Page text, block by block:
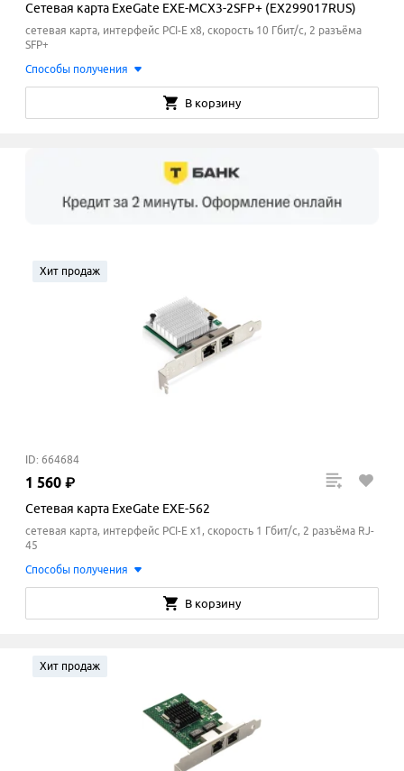
Сетевая карта ExeGate EXE-MCX3-2SFP+ (EX299017RUS)
сетевая карта, интерфейс PCI-E x8, скорость 10 Гбит/с, 2 разъёма
SFP+
Способы получения
В корзину
Хит продаж
ID: 664684
1 560 ₽
Сетевая карта ExeGate EXE-562
сетевая карта, интерфейс PCI-E x1, скорость 1 Гбит/с, 2 разъёма RJ-
45
Способы получения
В корзину
Хит продаж